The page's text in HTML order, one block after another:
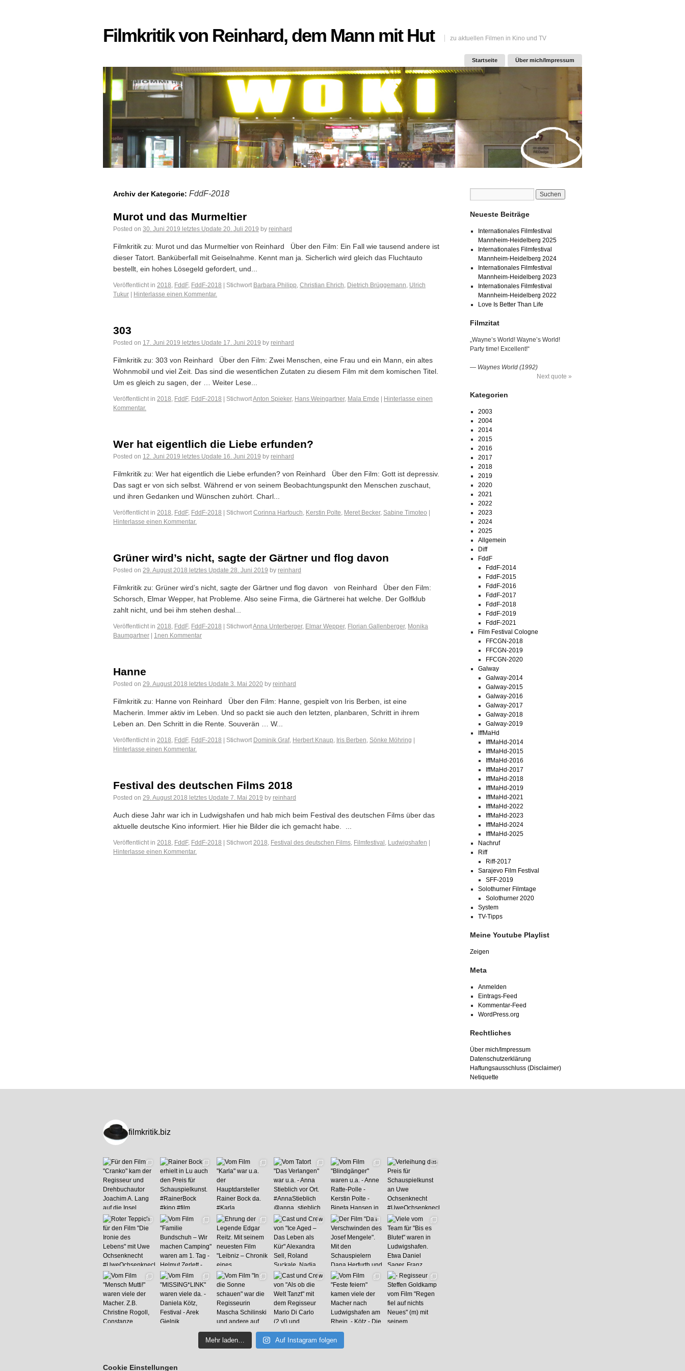
Filmkritik von Reinhard, dem Mann mit Hut zu aktuellen Filmen in Kino und TV
Startseite Über mich/Impressum
Archiv der Kategorie: FddF-2018
Murot und das Murmeltier
Posted on 30. Juni 2019 letztes Update 20. Juli 2019 by reinhard
Filmkritik zu: Murot und das Murmeltier von Reinhard Über den Film: Ein Fall wie tausend andere ist
dieser Tatort. Banküberfall mit Geiselnahme. Kennt man ja. Sicherlich wird gleich das Fluchtauto
bestellt, ein hohes Lösegeld gefordert, und...
Veröffentlicht in 2018, FddF, FddF-2018 Stichwort Barbara Philipp, Christian Ehrich, Dietrich Brüggemann, Ulrich
Tukur
Hinterlasse einen Kommentar.
303
Posted on 17. Juni 2019 letztes Update 17. Juni 2019 by reinhard
Filmkritik zu: 303 von Reinhard Über den Film: Zwei Menschen, eine Frau und ein Mann, ein altes
Wohnmobil und viel Zeit. Das sind die wesentlichen Zutaten zu diesem Film mit dem komischen Titel.
Um es gleich zu sagen, der … Weiter Lese...
Veröffentlicht in 2018, FddF, FddF-2018 StichwortAnton Spieker, Hans Weingartner, Mala Emde
Hinterlasse einen
Kommentar.
Wer hat eigentlich die Liebe erfunden?
Posted on 12. Juni 2019 letztes Update 16. Juni 2019 by reinhard
Filmkritik zu: Wer hat eigentlich die Liebe erfunden? von Reinhard Über den Film: Gott ist depressiv.
Das sagt er von sich selbst. Während er von seinem Beobachtungspunkt den Menschen zuschaut,
und ihren Gedanken und Wünschen zuhört. Charl...
Veröffentlicht in 2018, FddF, FddF-2018 Stichwort Corinna Harfouch, Kerstin Polte, Meret Becker, Sabine Timoteo
Hinterlasse einen Kommentar.
Grüner wird’s nicht, sagte der Gärtner und flog davon
Posted on 29. August 2018 letztes Update 28. Juni 2019 by reinhard
Filmkritik zu: Grüner wird’s nicht, sagte der Gärtner und flog davon von Reinhard Über den Film:
Schorsch, Elmar Wepper, hat Probleme. Also seine Firma, die Gärtnerei hat welche. Der Golfklub
zahlt nicht, und bei ihm stehen deshal...
Veröffentlicht in 2018, FddF, FddF-2018 StichwortAnna Unterberger, Elmar Wepper, Florian Gallenberger, Monika
Baumgartner
1nen Kommentar
Hanne
Posted on 29. August 2018 letztes Update 3. Mai 2020 by reinhard
Filmkritik zu: Hanne von Reinhard Über den Film: Hanne, gespielt von Iris Berben, ist eine
Macherin. Immer aktiv im Leben. Und so packt sie auch den letzten, planbaren, Schritt in ihrem
Leben an. Den Schritt in die Rente. Souverän … W...
Veröffentlicht in 2018, FddF, FddF-2018 Stichwort Dominik Graf, Herbert Knaup, Iris Berben, Sönke Möhring
Hinterlasse einen Kommentar.
Festival des deutschen Films 2018
Posted on 29. August 2018 letztes Update 7. Mai 2019 by reinhard
Auch diese Jahr war ich in Ludwigshafen und hab mich beim Festival des deutschen Films über das
aktuelle deutsche Kino informiert. Hier hie Bilder die ich gemacht habe. ...
Veröffentlicht in 2018, FddF, FddF-2018 Stichwort 2018, Festival des deutschen Films, Filmfestival , Ludwigshafen
Hinterlasse einen Kommentar.
Neueste Beiträge
Internationales Filmfestival
Mannheim-Heidelberg 2025
Internationales Filmfestival
Mannheim-Heidelberg 2024
Internationales Filmfestival
Mannheim-Heidelberg 2023
Internationales Filmfestival
Mannheim-Heidelberg 2022
Love Is Better Than Life
Filmzitat
„Wayne’s World! Wayne’s World!
Party time! Excellent!“
— Waynes World (1992)
Next quote »
Kategorien
2003
2004
2014
2015
2016
2017
2018
2019
2020
2021
2022
2023
2024
2025
Allgemein
Diff
FddF
FddF-2014
FddF-2015
FddF-2016
FddF-2017
FddF-2018
FddF-2019
FddF-2021
Film Festival Cologne
FFCGN-2018
FFCGN-2019
FFCGN-2020
Galway
Galway-2014
Galway-2015
Galway-2016
Galway-2017
Galway-2018
Galway-2019
IffMaHd
IffMaHd-2014
IffMaHd-2015
IffMaHd-2016
IffMaHd-2017
IffMaHd-2018
IffMaHd-2019
IffMaHd-2021
IffMaHd-2022
IffMaHd-2023
IffMaHd-2024
IffMaHd-2025
Nachruf
Riff
Riff-2017
Sarajevo Film Festival
SFF-2019
Solothurner Filmtage
Solothurner 2020
System
TV-Tipps
Meine Youtube Playlist
Zeigen
Meta
Anmelden
Eintrags-Feed
Kommentar-Feed
WordPress.org
Rechtliches
Über mich/Impressum
Datenschutzerklärung
Haftungsausschluss (Disclaimer)
Netiquette
filmkritik.biz
Mehr laden… Auf Instagram folgen
Cookie Einstellungen